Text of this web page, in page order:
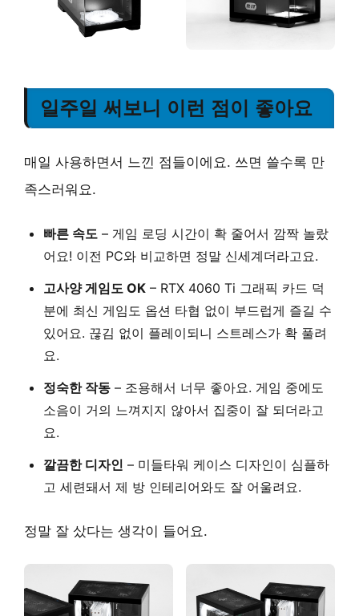
일주일 써보니 이런 점이 좋아요
매일 사용하면서 느낀 점들이에요. 쓰면 쓸수록 만
족스러워요.
빠른 속도 – 게임 로딩 시간이 확 줄어서 깜짝 놀랐
어요! 이전 PC와 비교하면 정말 신세계더라고요.
고사양 게임도 OK – RTX 4060 Ti 그래픽 카드 덕
분에 최신 게임도 옵션 타협 없이 부드럽게 즐길 수
있어요. 끊김 없이 플레이되니 스트레스가 확 풀려
요.
정숙한 작동 – 조용해서 너무 좋아요. 게임 중에도
소음이 거의 느껴지지 않아서 집중이 잘 되더라고
요.
깔끔한 디자인 – 미들타워 케이스 디자인이 심플하
고 세련돼서 제 방 인테리어와도 잘 어울려요.
정말 잘 샀다는 생각이 들어요.